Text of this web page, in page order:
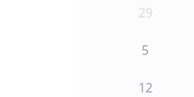
29
5
12